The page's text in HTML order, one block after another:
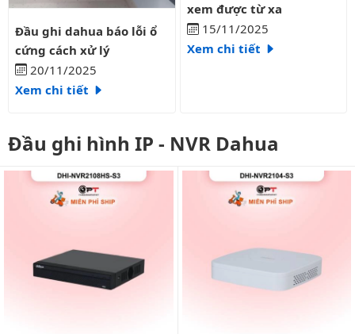
Đầu ghi dahua báo lỗi ổ cứng cách xử lý
Đầu ghi dahua báo lỗi ổ
cứng cách xử lý
20/11/2025
Xem chi tiết
xem được từ xa
15/11/2025
Xem chi tiết
Đầu ghi hình IP - NVR Dahua